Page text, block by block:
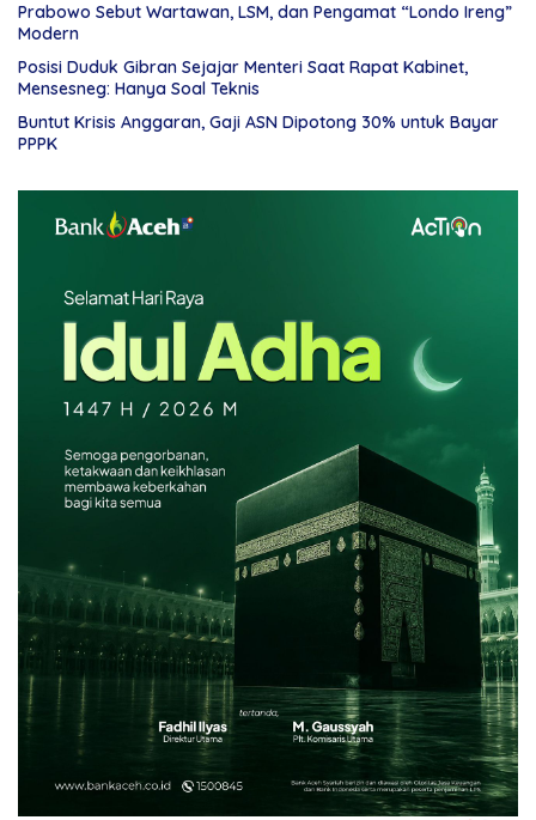
Prabowo Sebut Wartawan, LSM, dan Pengamat “Londo Ireng”
Modern
Posisi Duduk Gibran Sejajar Menteri Saat Rapat Kabinet,
Mensesneg: Hanya Soal Teknis
Buntut Krisis Anggaran, Gaji ASN Dipotong 30% untuk Bayar
PPPK